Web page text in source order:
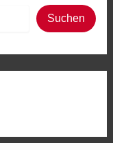
Suchen